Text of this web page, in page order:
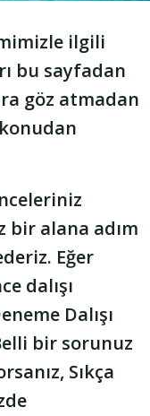
ilgili
bu sayfadan
göz atmadan
bir alana adım
Eğer
dalışı
Dalışı
bir sorunuz
Sıkça